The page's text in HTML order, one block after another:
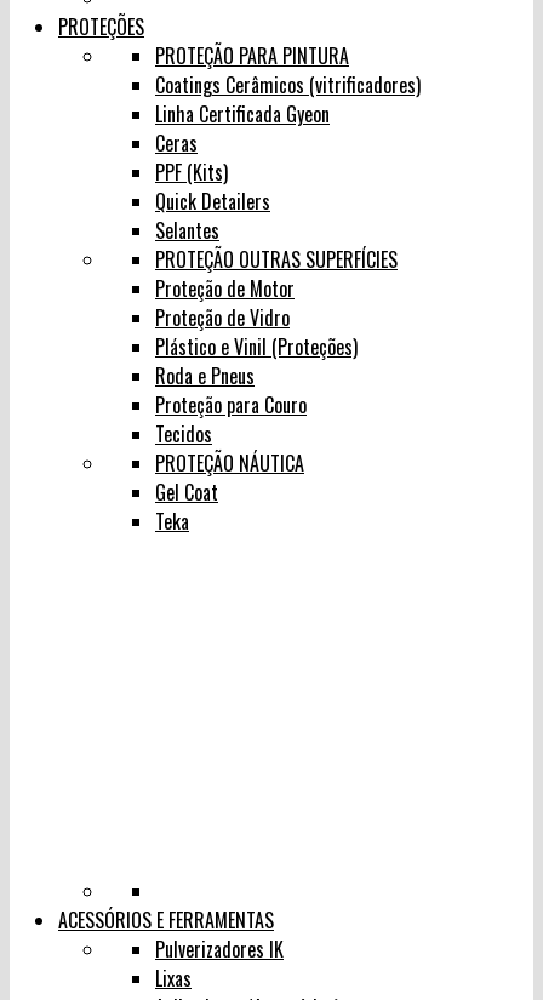
PROTEÇÕES
PROTEÇÃO PARA PINTURA
Coatings Cerâmicos (vitrificadores)
Linha Certificada Gyeon
Ceras
PPF (Kits)
Quick Detailers
Selantes
PROTEÇÃO OUTRAS SUPERFÍCIES
Proteção de Motor
Proteção de Vidro
Plástico e Vinil (Proteções)
Roda e Pneus
Proteção para Couro
Tecidos
PROTEÇÃO NÁUTICA
Gel Coat
Teka
ACESSÓRIOS E FERRAMENTAS
Pulverizadores IK
Lixas